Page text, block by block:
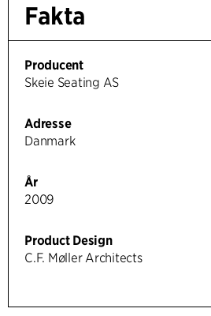
Fakta
Producent
Skeie Seating AS
Adresse
Danmark
År
2009
Product Design
C.F. Møller Architects